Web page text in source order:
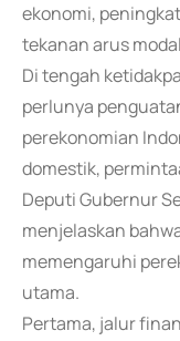
ekonomi,
tekanan arus
Di tengah
perlunya
perekonomian
domestik,
Deputi Gubernur
menjelaskan
memengaruhi
utama.
Pertama, jalur